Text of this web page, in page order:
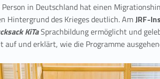
in Deutschland hat einen
Hintergrund des Krieges deutlich. AmJRF-
KiTaSprachbildung ermöglicht und
auf und erklärt, wie die Programme